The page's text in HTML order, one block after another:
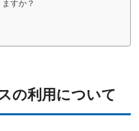
すか？
の利用について